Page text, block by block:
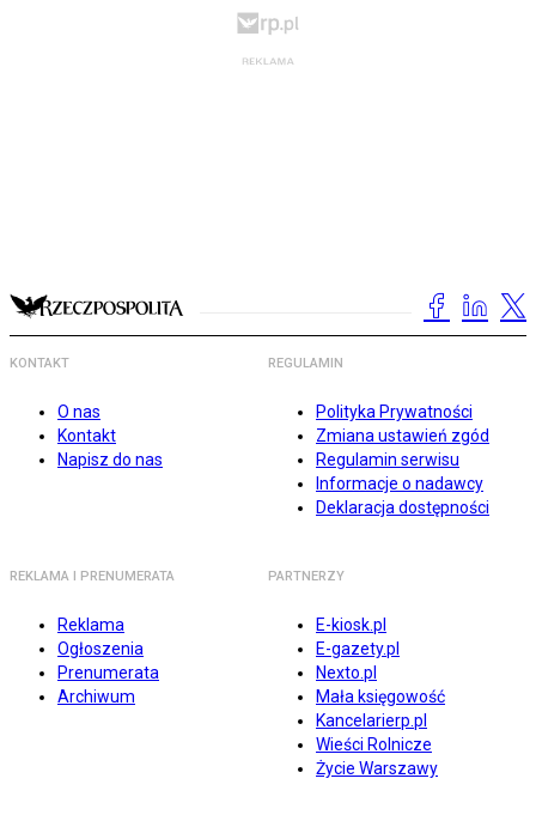
KONTAKT
O nas
Kontakt
Napisz do nas
REGULAMIN
Polityka Prywatności
Zmiana ustawień zgód
Regulamin serwisu
Informacje o nadawcy
Deklaracja dostępności
REKLAMA I PRENUMERATA
Reklama
Ogłoszenia
Prenumerata
Archiwum
PARTNERZY
E-kiosk.pl
E-gazety.pl
Nexto.pl
Mała księgowość
Kancelarierp.pl
Wieści Rolnicze
Życie Warszawy